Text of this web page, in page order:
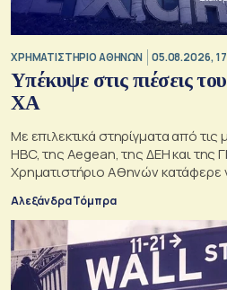
XΡΗΜΑΤΙΣΤΗΡΙΟ ΑΘΗΝΩΝ 05.08.2026,
Υπέκυψε στις πιέσεις
ΧΑ
Με επιλεκτικά στηρίγματα από
HBC, της Aegean, της ΔΕΗ και της
Χρηματιστήριο Αθηνών κατάφερε
Αλεξάνδρα Τόμπρα